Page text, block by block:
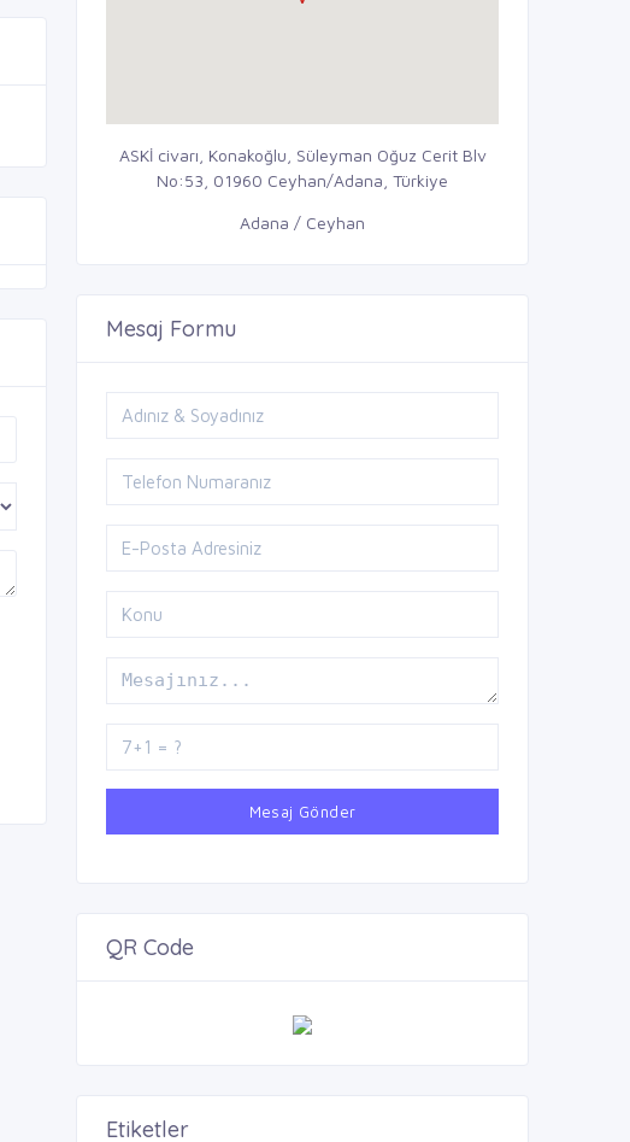
ASKİ civarı, Konakoğlu, Süleyman Oğuz Cerit Blv
No:53, 01960 Ceyhan/Adana, Türkiye
Adana / Ceyhan
Mesaj Formu
Mesaj Gönder
QR Code
Etiketler